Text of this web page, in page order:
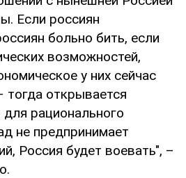
Если россиян
больно бить, если
возможностей,
у них сейчас
тогда открывается
рационального
не предпринимает
Россия будет воевать", –